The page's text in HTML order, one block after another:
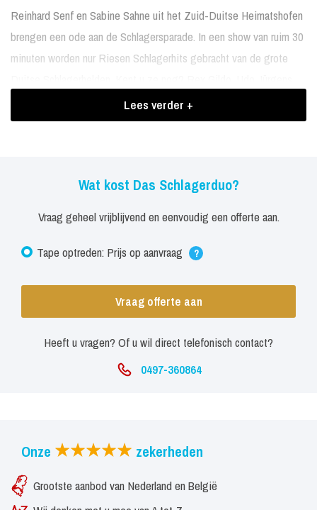
Reinhard Senf en Sabine Sahne uit het Zuid-Duitse Heimatshofen
brengen een ode aan de Schlagersparade. In een show van ruim 30
minuten worden nur Riesen Schlagerhits gebracht van de grote
Heino, Costa Cordalis, Cindy & Bert, Marianne Rosenberg en ga zo
maar door.
Inhaken... Die Hände zum Himmel... Polonaise...
Das Schlagerduo, live gezongen en met een knipoog naar onze
Oktoberfeest, carnaval, bedrijfsfeesten en evenementen. Auf
Lees verder +
Wat kost Das Schlagerduo?
Vraag geheel vrijblijvend en eenvoudig een offerte aan.
Tape optreden: Prijs op aanvraag ?
Vraag offerte aan
Heeft u vragen? Of u wil direct telefonisch contact?
0497-360864
Onze zekerheden
Grootste aanbod van Nederland en België